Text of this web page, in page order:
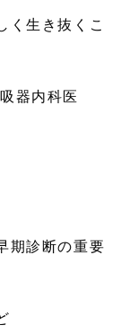
生き抜くこ
器内科医
診断の重要